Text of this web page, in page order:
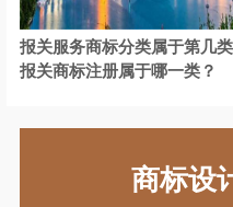
化妆品商标注册
机械商标注册 计
家电商标注册 机
报关服务商标分类属于第几
报关商标注册属于哪一类？
商标设